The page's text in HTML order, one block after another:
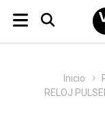
Inicio
RELOJ